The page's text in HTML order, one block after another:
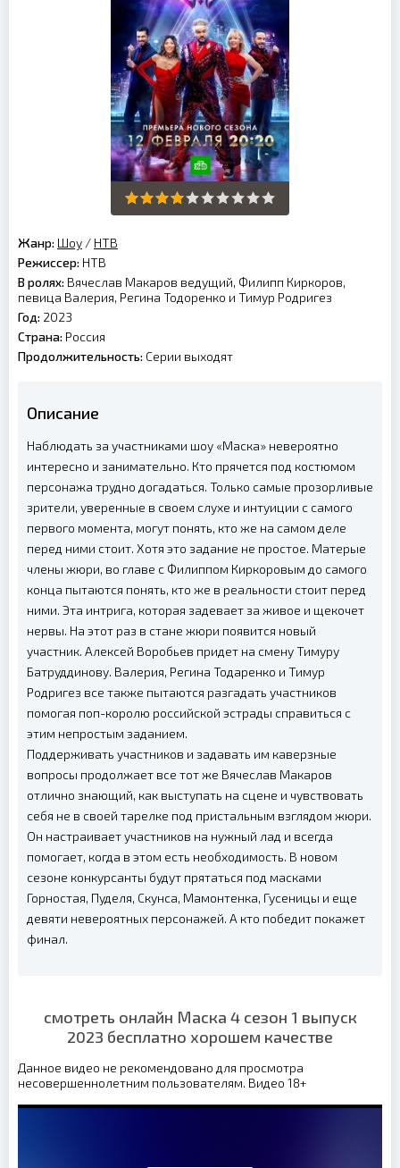
Жанр: Шоу / НТВ
Режиссер: НТВ
В ролях: Вячеслав Макаров ведущий, Филипп Киркоров,
певица Валерия, Регина Тодоренко и Тимур Родригез
Год: 2023
Страна: Россия
Продолжительность: Серии выходят
Описание
Наблюдать за участниками шоу «Маска» невероятно
интересно и занимательно. Кто прячется под костюмом
персонажа трудно догадаться. Только самые прозорливые
зрители, уверенные в своем слухе и интуиции с самого
первого момента, могут понять, кто же на самом деле
перед ними стоит. Хотя это задание не простое. Матерые
члены жюри, во главе с Филиппом Киркоровым до самого
конца пытаются понять, кто же в реальности стоит перед
ними. Эта интрига, которая задевает за живое и щекочет
нервы. На этот раз в стане жюри появится новый
участник. Алексей Воробьев придет на смену Тимуру
Батруддинову. Валерия, Регина Тодаренко и Тимур
Родригез все также пытаются разгадать участников
помогая поп-королю российской эстрады справиться с
этим непростым заданием.
Поддерживать участников и задавать им каверзные
вопросы продолжает все тот же Вячеслав Макаров
отлично знающий, как выступать на сцене и чувствовать
себя не в своей тарелке под пристальным взглядом жюри.
Он настраивает участников на нужный лад и всегда
помогает, когда в этом есть необходимость. В новом
сезоне конкурсанты будут прятаться под масками
Горностая, Пуделя, Скунса, Мамонтенка, Гусеницы и еще
девяти невероятных персонажей. А кто победит покажет
финал.
смотреть онлайн Маска 4 сезон 1 выпуск
2023 бесплатно хорошем качестве
Данное видео не рекомендовано для просмотра
несовершеннолетним пользователям. Видео 18+